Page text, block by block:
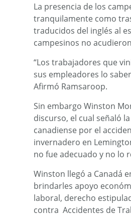
La presencia de los
tranquilamente como
traducidos del inglés al
campesinos no
“Los trabajadores que
sus empleadores lo
Afirmó Ramsaroop.
Sin embargo Winston
discurso, el cual señaló
canadiense por el
invernadero en
no fue adecuado y no lo
Winston llegó a Canadá
brindarles apoyo
laboral, derecho
contra Accidentes de